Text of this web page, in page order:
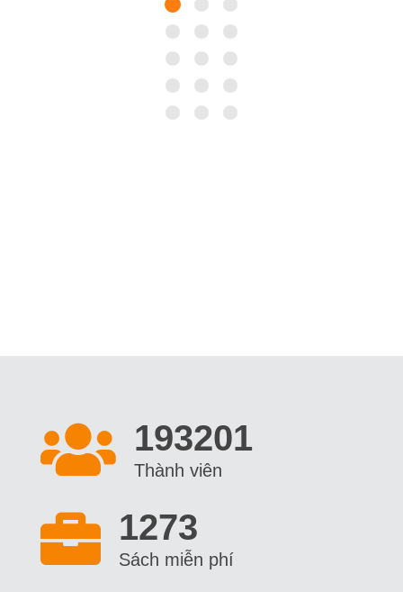
212701
Thành viên
1273
Sách miễn phí